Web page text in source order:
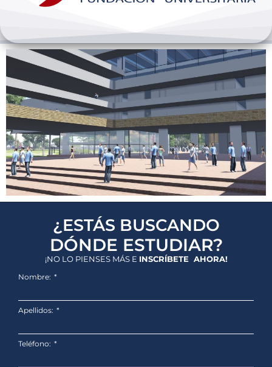
Internacionalización
Investigación
Extension y desarrollo
¿ESTÁS BUSCANDO
DÓNDE ESTUDIAR?
¡NO LO PIENSES MÁS E INSCRÍBETE AHORA!
Nombre:
Apellidos:
Teléfono: